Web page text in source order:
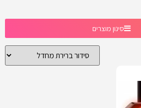
סינון מוצרים